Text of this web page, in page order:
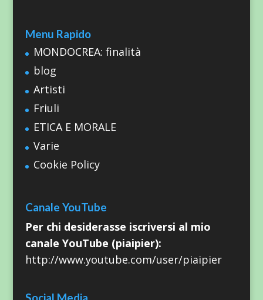
Menu Rapido
MONDOCREA: finalità
blog
Artisti
Friuli
ETICA E MORALE
Varie
Cookie Policy
Canale YouTube
Per chi desiderasse iscriversi al mio
canale YouTube (piaipier):
http://www.youtube.com/user/piaipier